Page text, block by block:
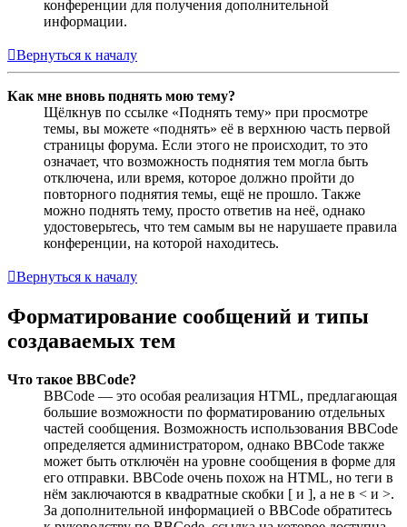
конференции для получения дополнительной
информации.
Вернуться к началу
Как мне вновь поднять мою тему?
Щёлкнув по ссылке «Поднять тему» при просмотре
темы, вы можете «поднять» её в верхнюю часть первой
страницы форума. Если этого не происходит, то это
означает, что возможность поднятия тем могла быть
отключена, или время, которое должно пройти до
повторного поднятия темы, ещё не прошло. Также
можно поднять тему, просто ответив на неё, однако
удостоверьтесь, что тем самым вы не нарушаете правила
конференции, на которой находитесь.
Вернуться к началу
Форматирование сообщений и типы
создаваемых тем
Что такое BBCode?
BBCode — это особая реализация HTML, предлагающая
большие возможности по форматированию отдельных
частей сообщения. Возможность использования BBCode
определяется администратором, однако BBCode также
может быть отключён на уровне сообщения в форме для
его отправки. BBCode очень похож на HTML, но теги в
нём заключаются в квадратные скобки [ и ], а не в < и >.
За дополнительной информацией о BBCode обратитесь